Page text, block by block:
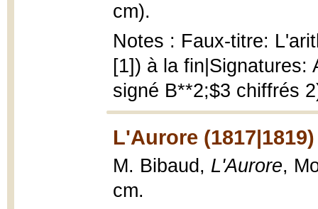
cm).
Notes : Faux-titre:
[1]) à la fin|Signatures:
signé B**2;$3 chiffrés
L'Aurore (1817|1819)
M. Bibaud, L'Aurore,
cm.